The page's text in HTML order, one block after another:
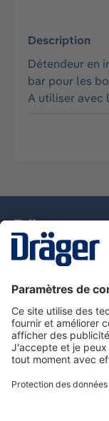
Description
Détendeur en
bar pour les
A utiliser avec
Nous contacter
Service de e-
Informations